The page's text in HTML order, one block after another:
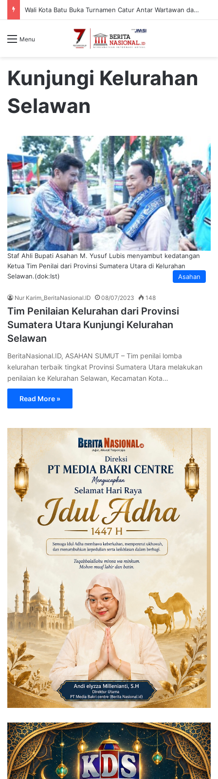
Wali Kota Batu Buka Turnamen Catur Antar Wartawan dan Instansi
Menu
Kunjungi Kelurahan
Selawan
Asahan
Staf Ahli Bupati Asahan M. Yusuf Lubis menyambut kedatangan
Ketua Tim Penilai dari Provinsi Sumatera Utara di Kelurahan
Selawan.(dok:Ist)
Nur Karim_BeritaNasional.ID 08/07/2023 148
Tim Penilaian Kelurahan dari Provinsi
Sumatera Utara Kunjungi Kelurahan
Selawan
BeritaNasional.ID, ASAHAN SUMUT – Tim penilai lomba
kelurahan terbaik tingkat Provinsi Sumatera Utara melakukan
penilaian ke Kelurahan Selawan, Kecamatan Kota…
Read More »